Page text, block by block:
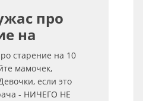
про
на
старение на 10
мамочек,
если это
- НИЧЕГО НЕ